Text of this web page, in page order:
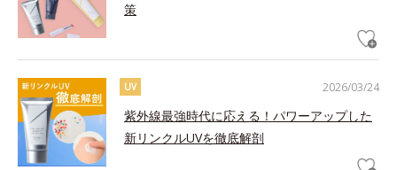
策
2026/03/24
UV
紫外線最強時代に応える！パワーアップした
新リンクルUVを徹底解剖